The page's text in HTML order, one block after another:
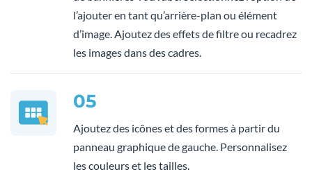
l’ajouter en tant qu’arrière-plan ou élément
d’image. Ajoutez des effets de filtre ou recadrez
les images dans des cadres.
05
Ajoutez des icônes et des formes à partir du
panneau graphique de gauche. Personnalisez
les couleurs et les tailles.